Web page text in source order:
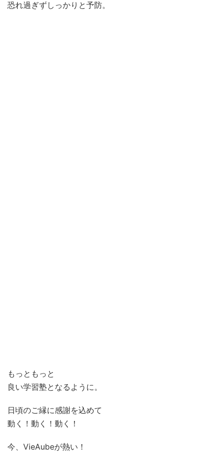
恐れ過ぎずしっかりと予防。
もっともっと
良い学習塾となるように。
日頃のご縁に感謝を込めて
動く！動く！動く！
今、VieAubeが熱い！